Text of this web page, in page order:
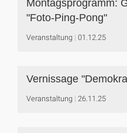
Montagsprogramm:
"Foto-Ping-Pong"
Veranstaltung 01.12.25
Vernissage
Veranstaltung 26.11.25